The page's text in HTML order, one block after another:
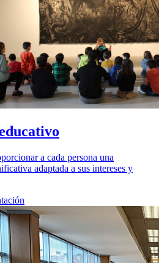
a cada persona una
adaptada a sus intereses y